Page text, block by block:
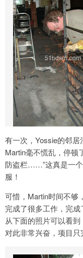
有一次，Yossie的邻居
Martin毫不慌乱，停
防盗栏……”这真是一个
服！
可惜，Martin时间不够
完成了很多工作，完成
从下面的照片可以看
对此非常兴奋，项目只